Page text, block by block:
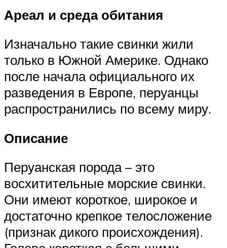
Ареал и среда обитания
Изначально такие свинки жили
только в Южной Америке. Однако
после начала официального их
разведения в Европе, перуанцы
распространились по всему миру.
Описание
Перуанская порода – это
восхитительные морские свинки.
Они имеют короткое, широкое и
достаточно крепкое телосложение
(признак дикого происхождения).